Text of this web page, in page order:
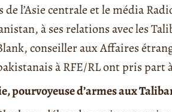
de l’Asie centrale et le média
à ses relations avec les
conseiller aux Affaires
à RFE/RL ont pris part
pourvoyeuse d’armes aux